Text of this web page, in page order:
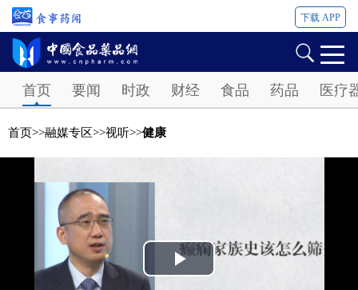
下载 APP
首页 要闻 时政 财经 食品 药品 医疗
首页>>融媒专区>>视听>>健康
Play